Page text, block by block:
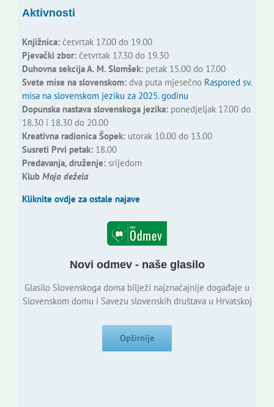
Aktivnosti
Knjižnica:četvrtak 17.00 do 19.00
Pjevački zbor:četvrtak 17.30 do 19.30
Duhovna sekcija A. M. Slomšek:petak 15.00 do 17.00
Svete mise na slovenskom:dva puta mjesečno Raspored sv.
misa na slovenskom jeziku za 2025. godinu
Dopunska nastava slovenskoga jezika:ponedjeljak 17.00 do
18.30 i 18.30 do 20.00
Kreativna radionica Šopek:utorak 10.00 do 13.00
Susreti Prvi petak:18.00
Predavanja, druženje:srijedom
Klub Moja dežela
Kliknite ovdje za ostale najave
Novi odmev - naše glasilo
Glasilo Slovenskoga doma bilježi najznačajnije događaje u
Slovenskom domu i Savezu slovenskih društava u Hrvatskoj
Opširnije